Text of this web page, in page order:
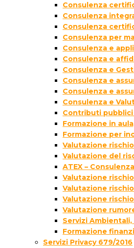
Consulenza
Consulenza
Consulenza
Consulenza per
Consulenza e
Consulenza e
Consulenza e
Consulenza e
Consulenza e
Consulenza e
Contributi
Formazione in
Formazione per
Valutazione
Valutazione del
ATEX –
Valutazione
Valutazione
Valutazione
Valutazione
Servizi
Formazione
Servizi Privacy 679/2016